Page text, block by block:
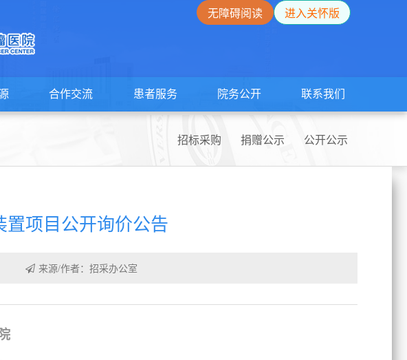
无障碍阅读 进入关怀版
合作交流 患者服务 院务公开 联系我们
招标采购 捐赠公示 公开公示
置项目公开询价公告
来源/作者：招采办公室